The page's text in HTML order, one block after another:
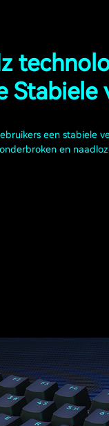
Stabiele
een stabiele
en